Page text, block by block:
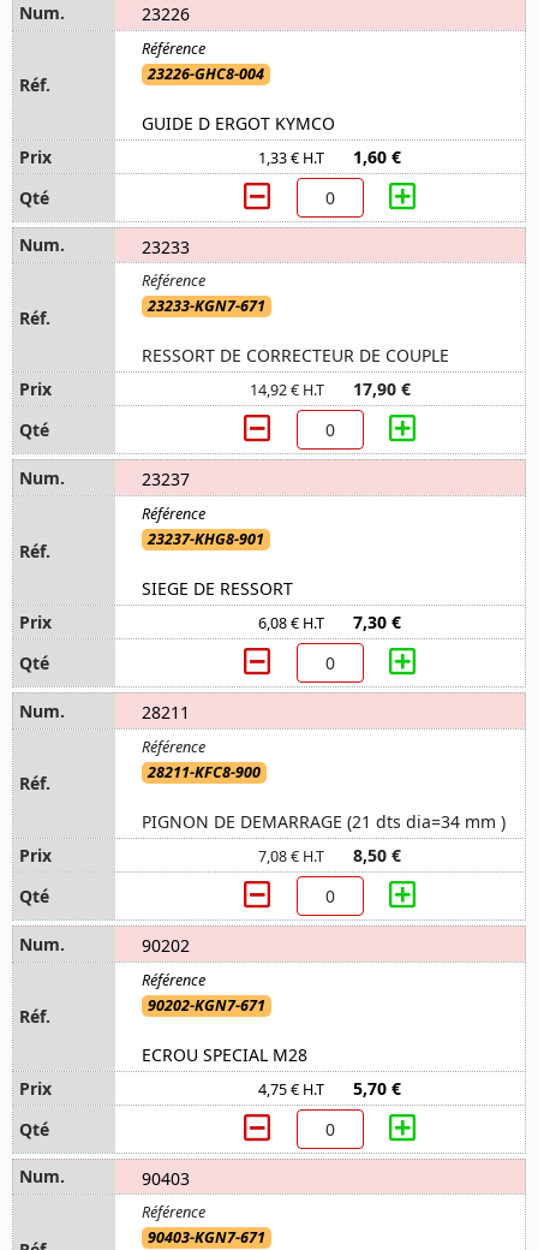
23226
23226-GHC8-004
GUIDE D ERGOT KYMCO
1,33 € H.T 1,60 €
23233
23233-KGN7-671
RESSORT DE CORRECTEUR DE COUPLE
14,92 € H.T 17,90 €
23237
23237-KHG8-901
SIEGE DE RESSORT
6,08 € H.T 7,30 €
28211
28211-KFC8-900
PIGNON DE DEMARRAGE (21 dts dia=34 mm )
7,08 € H.T 8,50 €
90202
90202-KGN7-671
ECROU SPECIAL M28
4,75 € H.T 5,70 €
90403
90403-KGN7-671